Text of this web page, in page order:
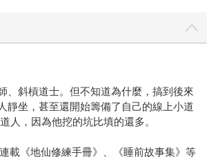
、斜槓道士。但不知道為什麼，搞到後來
靜坐，甚至還開始籌備了自己的線上小道
人，因為他挖的坑比填的還多。
載《地仙修練手冊》、《睡前故事集》等